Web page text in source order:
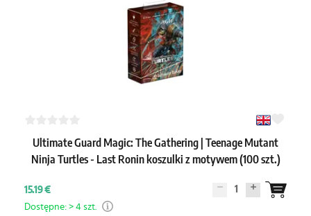
Ultimate Guard Magic: The Gathering | Teenage Mutant
Ninja Turtles - Last Ronin koszulki z motywem (100 szt.)
15.19 € 1
Dostępne: > 4 szt.